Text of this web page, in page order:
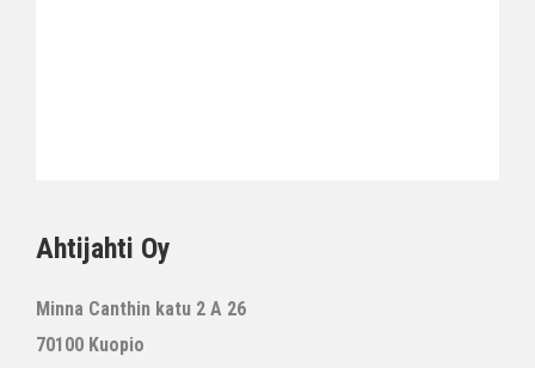
Ahtijahti Oy
Minna Canthin katu 2 A 26
70100 Kuopio